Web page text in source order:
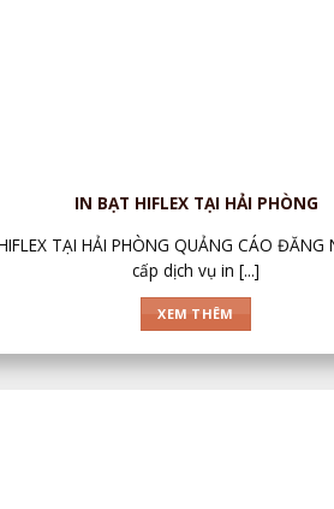
IN BẠT HIFLEX TẠI HẢI PHÒNG
TẠI HẢI PHÒNG QUẢNG CÁO ĐĂNG
cấp dịch vụ in [...]
XEM THÊM